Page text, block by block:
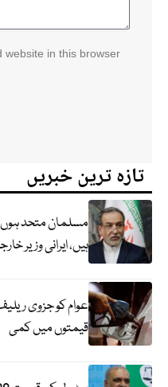
website in this browser
تازہ ترین خبریں
مسلمان متحد ہوں
ہیں، ایرانی وزیر
عوام کو جزوی
قیمتوں میں کمی